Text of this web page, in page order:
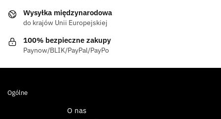
Wysyłka międzynarodowa
do krajów Unii Europejskiej
100% bezpieczne zakupy
Paynow/BLIK/PayPal/PayPo
Ogólne
O nas